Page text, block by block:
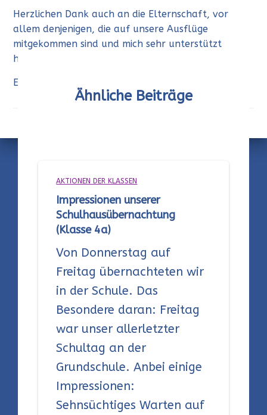
Herzlichen Dank auch an die Elternschaft, vor
allem denjenigen, die auf unsere Ausflüge
mitgekommen sind und mich sehr unterstützt
haben!
Eure Frau Robens
Ähnliche Beiträge
AKTIONEN DER KLASSEN
Impressionen unserer
Schulhausübernachtung
(Klasse 4a)
Von Donnerstag auf
Freitag übernachteten wir
in der Schule. Das
Besondere daran: Freitag
war unser allerletzter
Schultag an der
Grundschule. Anbei einige
Impressionen:
Sehnsüchtiges Warten auf